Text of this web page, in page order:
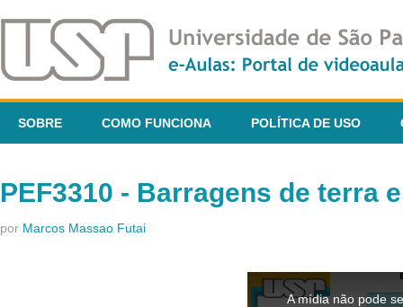
SOBRE COMO FUNCIONA POLÍTICA DE USO
PEF3310 - Barragens de terra
por Marcos Massao Futai
This
A mídia não pode